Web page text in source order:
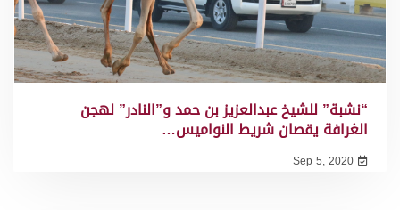
“نشبة” للشيخ عبدالعزيز بن حمد و”النادر” لهجن
الغرافة يقصان شريط النواميس…
Sep 5, 2020